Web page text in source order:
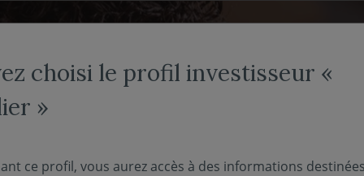
choisi le profil investisseur «
»
ce profil, vous aurez accès à des informations